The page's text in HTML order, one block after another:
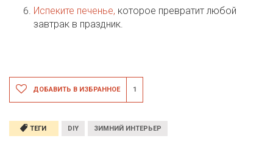
Испеките печенье, которое превратит любой
завтрак в праздник.
ДОБАВИТЬ В ИЗБРАННОЕ 1
ТЕГИ DIY ЗИМНИЙ ИНТЕРЬЕР